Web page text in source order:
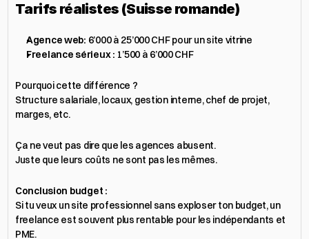
Tarifs réalistes (Suisse romande)
Agence web: 6’000 à 25’000 CHF pour un site vitrine
Freelance sérieux : 1’500 à 6’000 CHF
Pourquoi cette différence ?
Structure salariale, locaux, gestion interne, chef de projet,
marges, etc.
Ça ne veut pas dire que les agences abusent.
Juste que leurs coûts ne sont pas les mêmes.
Conclusion budget :
Si tu veux un site professionnel sans exploser ton budget, un
freelance est souvent plus rentable pour les indépendants et
PME.